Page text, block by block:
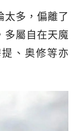
太多，偏離了
多屬自在天魔
、奥修等亦